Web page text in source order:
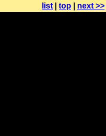
list top next >>